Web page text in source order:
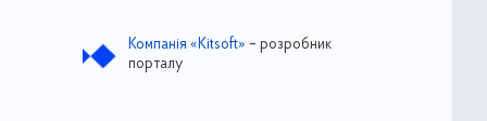
Компанія «Kitsoft» – розробник
порталу